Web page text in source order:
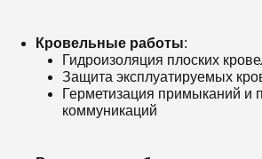
Кровельные работы:
Гидроизоляция плоских
Защита эксплуатируемых
Герметизация примыканий и
коммуникаций